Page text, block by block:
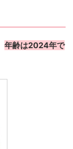
年齢は2024年で